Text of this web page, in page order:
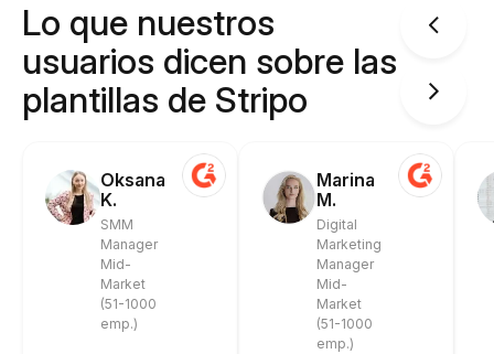
Lo que nuestros
usuarios dicen sobre las
plantillas de Stripo
Oksana
K.
SMM
Manager
Mid-
Market
(51-1000
emp.)
Marina
M.
Digital
Marketing
Manager
Mid-
Market
(51-1000
emp.)